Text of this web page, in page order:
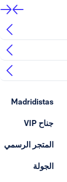
Madridistas
جناح VIP
المتجر الرسمي
الجولة